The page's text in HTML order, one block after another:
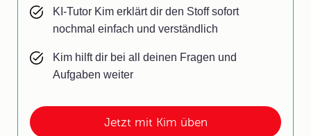
Jetzt mit Kim üben
KI-Tutor Kim erklärt dir den Stoff sofort
nochmal einfach und verständlich
Kim hilft dir bei all deinen Fragen und
Aufgaben weiter